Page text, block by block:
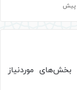
بخش‌های موردنیاز